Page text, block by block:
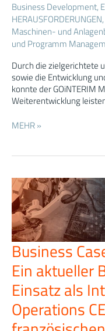
Business Development,
HERAUSFORDERUNGEN,
Maschinen- und
und Programm
Durch die zielgerichtete
sowie die Entwicklung
konnte der GOiNTERIM
Weiterentwicklung
als
Interim
Manager
Corporate
Development
MEHR »
Business
Ein aktueller
Einsatz als
Operations
Business
Case:
Mindset
Change
–
Ein
aktueller